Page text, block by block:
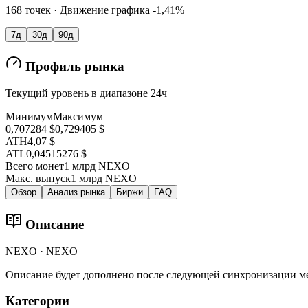
168 точек · Движение графика -1,41%
7д 30д 90д
Профиль рынка
Текущий уровень в диапазоне 24ч
МинимумМаксимум
0,707284 $0,729405 $
ATH4,07 $
ATL0,04515276 $
Всего монет1 млрд NEXO
Макс. выпуск1 млрд NEXO
Обзор Анализ рынка Биржи FAQ
Описание
NEXO · NEXO
Описание будет дополнено после следующей синхронизации
Категории